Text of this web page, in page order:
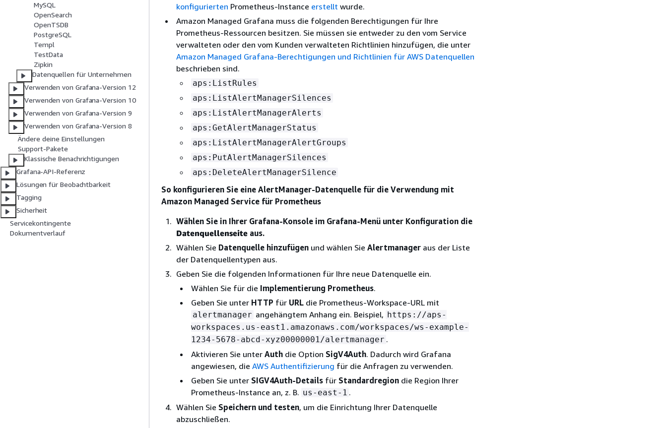
MySQL
OpenSearch
OpenTSDB
PostgreSQL
Templ
TestData
Zipkin
Datenquellen für Unternehmen
Verwenden von Grafana-Version 12
Verwenden von Grafana-Version 10
Verwenden von Grafana-Version 9
Verwenden von Grafana-Version 8
Ändere deine Einstellungen
Support-Pakete
Klassische Benachrichtigungen
Grafana-API-Referenz
Lösungen für Beobachtbarkeit
Tagging
Sicherheit
Servicekontingente
Dokumentverlauf
konfigurierten Prometheus-Instance erstellt wurde.
Amazon Managed Grafana muss die folgenden Berechtigungen für Ihre
Prometheus-Ressourcen besitzen. Sie müssen sie entweder zu den vom Service
verwalteten oder den vom Kunden verwalteten Richtlinien hinzufügen, die unter
Amazon Managed Grafana-Berechtigungen und Richtlinien für AWS Datenquellen
beschrieben sind.
aps:ListRules
aps:ListAlertManagerSilences
aps:ListAlertManagerAlerts
aps:GetAlertManagerStatus
aps:ListAlertManagerAlertGroups
aps:PutAlertManagerSilences
aps:DeleteAlertManagerSilence
So konfigurieren Sie eine AlertManager-Datenquelle für die Verwendung mit
Amazon Managed Service für Prometheus
Wählen Sie in Ihrer Grafana-Konsole im Grafana-Menü unter Konfiguration die
Datenquellenseite aus.
Wählen Sie Datenquelle hinzufügen und wählen Sie Alertmanager aus der Liste
der Datenquellentypen aus.
Geben Sie die folgenden Informationen für Ihre neue Datenquelle ein.
Wählen Sie für die Implementierung Prometheus.
Geben Sie unter HTTP für URL die Prometheus-Workspace-URL mit
alertmanager angehängtem Anhang ein. Beispiel, https://aps-
workspaces.us-east1.amazonaws.com/workspaces/ws-example-
1234-5678-abcd-xyz00000001/alertmanager .
Aktivieren Sie unter Auth die Option SigV4Auth. Dadurch wird Grafana
angewiesen, die AWS Authentifizierung für die Anfragen zu verwenden.
Geben Sie unter SIGV4Auth-Details für Standardregion die Region Ihrer
Prometheus-Instance an, z. B. us-east-1 .
Wählen Sie Speichern und testen, um die Einrichtung Ihrer Datenquelle
abzuschließen.